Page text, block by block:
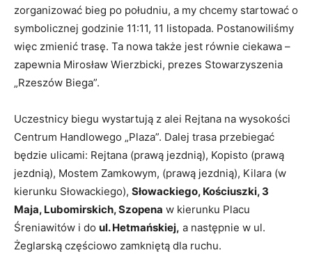
zorganizować bieg po południu, a my chcemy startować o
symbolicznej godzinie 11:11, 11 listopada. Postanowiliśmy
więc zmienić trasę. Ta nowa także jest równie ciekawa –
zapewnia Mirosław Wierzbicki, prezes Stowarzyszenia
„Rzeszów Biega”.
Uczestnicy biegu wystartują z alei Rejtana na wysokości
Centrum Handlowego „Plaza”. Dalej trasa przebiegać
będzie ulicami: Rejtana (prawą jezdnią), Kopisto (prawą
jezdnią), Mostem Zamkowym, (prawą jezdnią), Kilara (w
kierunku Słowackiego), Słowackiego, Kościuszki, 3
Maja, Lubomirskich, Szopena w kierunku Placu
Śreniawitów i do ul. Hetmańskiej, a następnie w ul.
Żeglarską częściowo zamkniętą dla ruchu.